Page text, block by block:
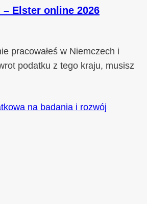
– Elster online 2026
pracowałeś w Niemczech i
podatku z tego kraju, musisz